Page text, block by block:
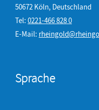
50672 Köln, Deutschland
Tel: 0221-466 828 0
E-Mail:
Sprache